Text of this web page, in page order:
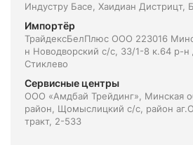
Индустру Басе, Хаидиан Дистрицт,
Импортёр
ТрайдексБелПлюс ООО 223016
н Новодворский с/с, 33/1-8 к.64 р-
Стиклево
Сервисные центры
ООО «Амдбай Трейдинг», Минская
район, Щомыслицкий с/с, район
тракт, 2-533